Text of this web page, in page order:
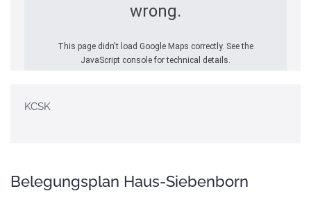
wrong.
This page didn't load Google Maps correctly. See the
JavaScript console for technical details.
KCSK
Belegungsplan Haus-Siebenborn